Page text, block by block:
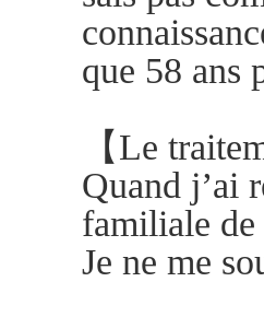
que 58 ans
【Le
Quand j’ai
familiale
Je ne me